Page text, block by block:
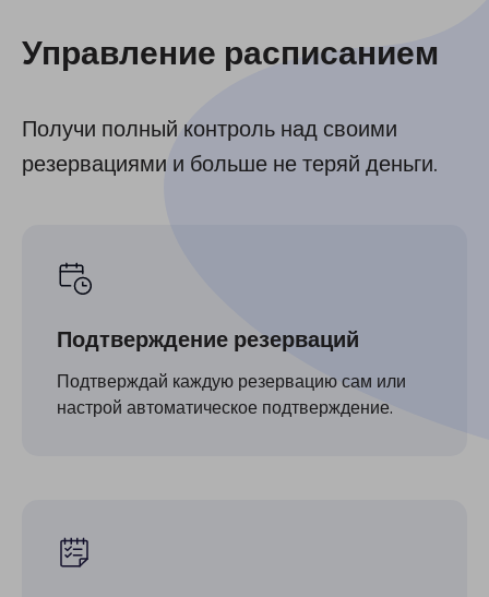
Управление расписанием
Получи полный контроль над своими
резервациями и больше не теряй деньги.
Подтверждение резерваций
Подтверждай каждую резервацию сам или
настрой автоматическое подтверждение.